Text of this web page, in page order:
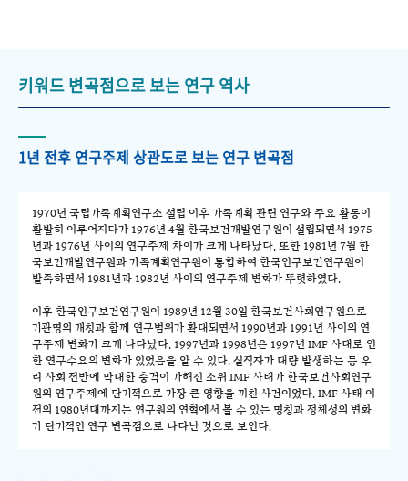
키워드 변곡점으로 보는 연구 역사
1년 전후 연구주제 상관도로 보는 연구 변곡점
1970년 국립가족계획연구소 설립 이후 가족계획 관련 연구와 주요 활동이
활발히 이루어지다가 1976년 4월 한국보건개발연구원이 설립되면서 1975
년과 1976년 사이의 연구주제 차이가 크게 나타났다. 또한 1981년 7월 한
국보건개발연구원과 가족계획연구원이 통합하여 한국인구보건연구원이
발족하면서 1981년과 1982년 사이의 연구주제 변화가 뚜렷하였다.
이후 한국인구보건연구원이 1989년 12월 30일 한국보건사회연구원으로
기관명의 개칭과 함께 연구범위가 확대되면서 1990년과 1991년 사이의 연
구주제 변화가 크게 나타났다. 1997년과 1998년은 1997년 IMF 사태로 인
한 연구수요의 변화가 있었음을 알 수 있다. 실직자가 대량 발생하는 등 우
리 사회 전반에 막대한 충격이 가해진 소위 IMF 사태가 한국보건사회연구
원의 연구주제에 단기적으로 가장 큰 영향을 끼친 사건이었다. IMF 사태 이
전의 1980년대까지는 연구원의 연혁에서 볼 수 있는 명칭과 정체성의 변화
가 단기적인 연구 변곡점으로 나타난 것으로 보인다.